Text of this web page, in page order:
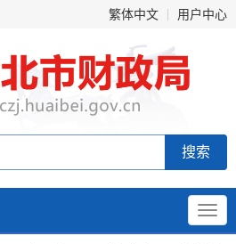
繁体中文 用户中心